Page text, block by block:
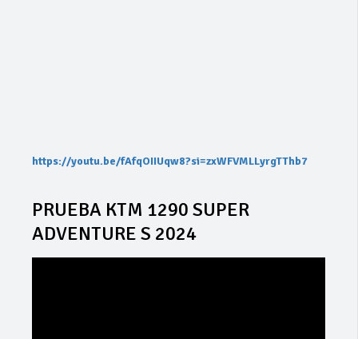
https://youtu.be/fAfqOIIUqw8?si=zxWFVMLLyrgTThb7
PRUEBA KTM 1290 SUPER
ADVENTURE S 2024